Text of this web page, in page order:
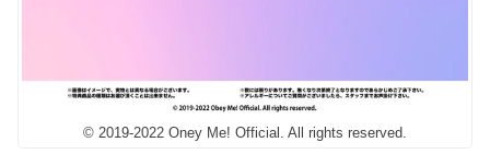
© 2019-2022 Oney Me! Official. All rights reserved.